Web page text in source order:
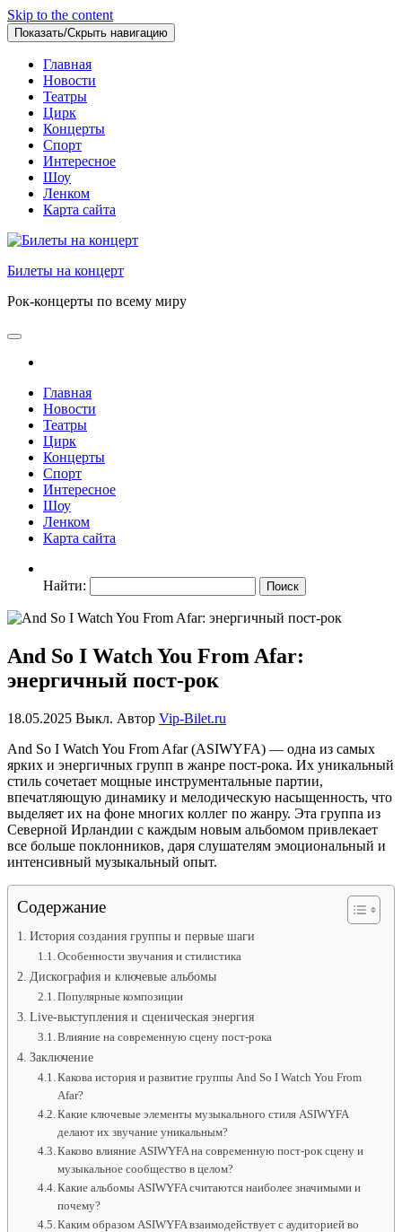
Skip to the content
Показать/Скрыть навигацию
Главная
Новости
Театры
Цирк
Концерты
Спорт
Интересное
Шоу
Ленком
Карта сайта
Билеты на концерт
Рок-концерты по всему миру
Главная
Новости
Театры
Цирк
Концерты
Спорт
Интересное
Шоу
Ленком
Карта сайта
Найти:
And So I Watch You From Afar:
энергичный пост-рок
18.05.2025 Выкл. Автор Vip-Bilet.ru
And So I Watch You From Afar (ASIWYFA) — одна из самых
ярких и энергичных групп в жанре пост-рока. Их уникальный
стиль сочетает мощные инструментальные партии,
впечатляющую динамику и мелодическую насыщенность, что
выделяет их на фоне многих коллег по жанру. Эта группа из
Северной Ирландии с каждым новым альбомом привлекает
все больше поклонников, даря слушателям эмоциональный и
интенсивный музыкальный опыт.
Содержание
История создания группы и первые шаги
Особенности звучания и стилистика
Дискография и ключевые альбомы
Популярные композиции
Live-выступления и сценическая энергия
Влияние на современную сцену пост-рока
Заключение
Какова история и развитие группы And So I Watch You From
Afar?
Какие ключевые элементы музыкального стиля ASIWYFA
делают их звучание уникальным?
Каково влияние ASIWYFA на современную пост-рок сцену и
музыкальное сообщество в целом?
Какие альбомы ASIWYFA считаются наиболее значимыми и
почему?
Каким образом ASIWYFA взаимодействует с аудиторией во